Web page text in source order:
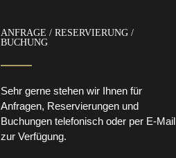
ANFRAGE / RESERVIERUNG /
BUCHUNG
Sehr gerne stehen wir Ihnen für
Anfragen, Reservierungen und
Buchungen telefonisch oder per E-Mail
zur Verfügung.